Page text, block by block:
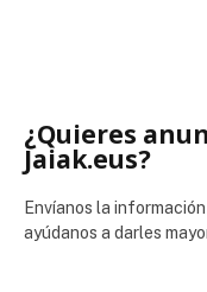
¿Quieres
Jaiak.eus?
Envíanos la
ayúdanos a darles